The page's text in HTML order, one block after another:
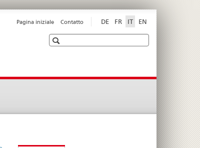
DE FR IT EN
Pagina iniziale Contatto
Ricerca